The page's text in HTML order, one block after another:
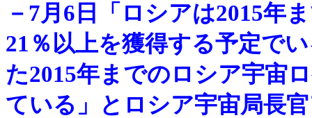
－ 7月6日「ロシアは2015年
21％以上を獲得する予定で
た2015年までのロシア宇宙
ている」とロシア宇宙局長